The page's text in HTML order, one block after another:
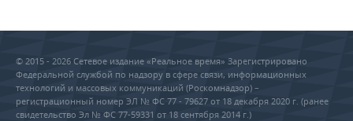
© 2015 - 2026 Сетевое издание «Реальное время» Зарегистрировано
Федеральной службой по надзору в сфере связи, информационных
технологий и массовых коммуникаций (Роскомнадзор) –
регистрационный номер ЭЛ № ФС 77 - 79627 от 18 декабря 2020 г. (ранее
свидетельство Эл № ФС 77-59331 от 18 сентября 2014 г.)